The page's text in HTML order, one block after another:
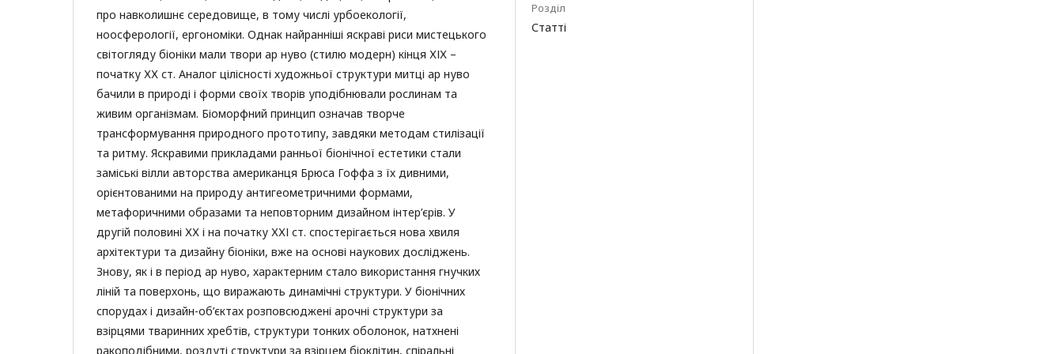
про навколишнє середовище, в тому числі урбоекології,
ноосферології, ергономіки. Однак найранніші яскраві риси мистецького
світогляду біоніки мали твори ар нуво (стилю модерн) кінця ХІХ –
початку ХХ ст. Аналог цілісності художньої структури митці ар нуво
бачили в природі і форми своїх творів уподібнювали рослинам та
живим організмам. Біоморфний принцип означав творче
трансформування природного прототипу, завдяки методам стилізації
та ритму. Яскравими прикладами ранньої біонічної естетики стали
заміські вілли авторства американця Брюса Гоффа з їх дивними,
орієнтованими на природу антигеометричними формами,
метафоричними образами та неповторним дизайном інтер’єрів. У
другій половині ХХ і на початку ХХІ ст. спостерігається нова хвиля
архітектури та дизайну біоніки, вже на основі наукових досліджень.
Знову, як і в період ар нуво, характерним стало використання гнучких
ліній та поверхонь, що виражають динамічні структури. У біонічних
спорудах і дизайн-об’єктах розповсюджені арочні структури за
взірцями тваринних хребтів, структури тонких оболонок, натхнені
ракоподібними, роздуті структури за взірцем біоклітин, спіральні
Розділ
Статті